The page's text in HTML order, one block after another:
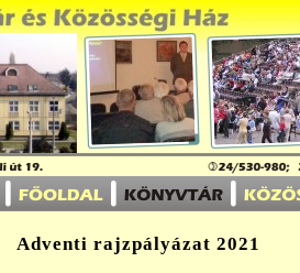
Adventi rajzpályázat 2021